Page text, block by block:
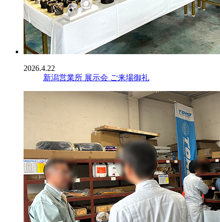
2026.4.22
新潟営業所 展示会 ご来場御礼